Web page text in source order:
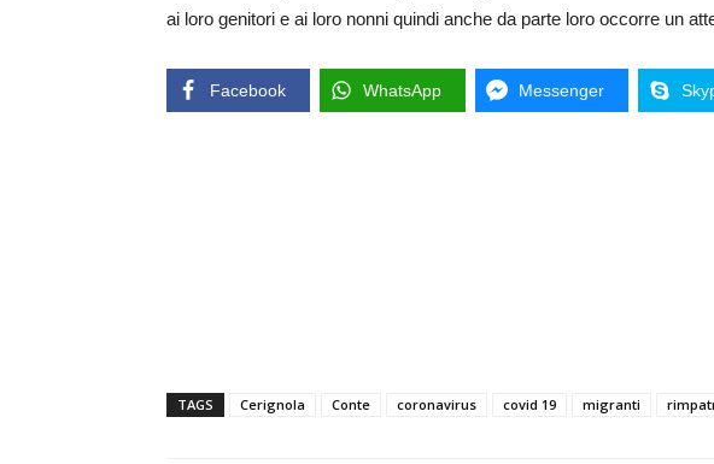
ai loro genitori e ai loro nonni quindi anche da parte loro occorre un
Facebook WhatsApp Messenger
TAGS Cerignola Conte coronavirus covid 19 migranti